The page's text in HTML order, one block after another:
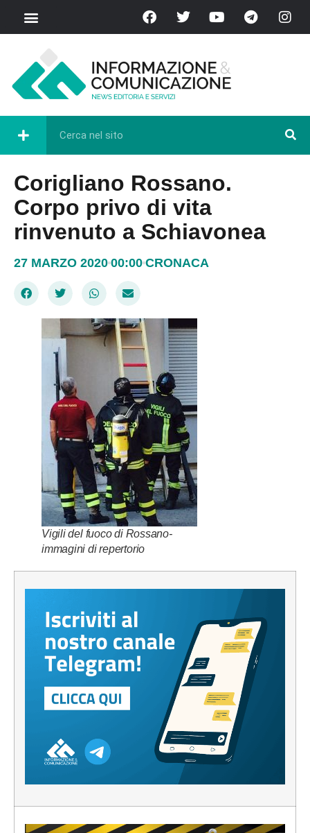
Corigliano Rossano.
Corpo privo di vita
rinvenuto a Schiavonea
27 MARZO 2020 00:00 CRONACA
Vigili del fuoco di Rossano-
immagini di repertorio